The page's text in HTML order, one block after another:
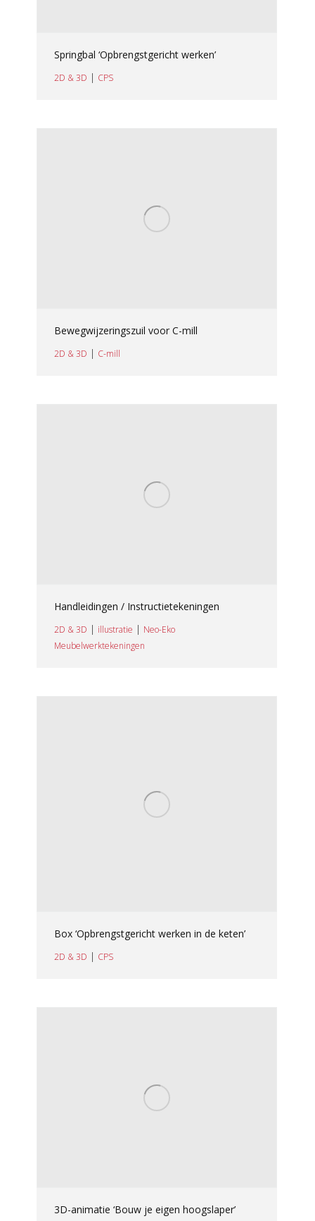
Springbal ‘Opbrengstgericht werken’
2D & 3D | CPS
Bewegwijzeringszuil voor C-mill
2D & 3D | C-mill
Handleidingen / Instructietekeningen
2D & 3D | illustratie | Neo-Eko
Meubelwerktekeningen
Box ‘Opbrengstgericht werken in de keten’
2D & 3D | CPS
3D-animatie ‘Bouw je eigen hoogslaper’